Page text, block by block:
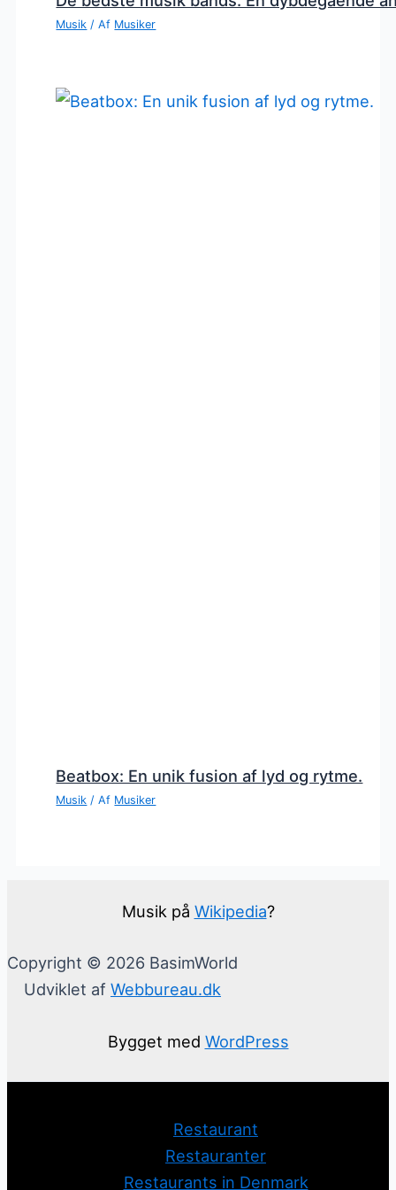
Musik / Af Musiker
Beatbox: En unik fusion af lyd og rytme.
Musik / Af Musiker
Musik på Wikipedia?
Copyright © 2026 BasimWorld
Udviklet af Webbureau.dk
Bygget med WordPress
Restaurant
Restauranter
Restaurants in Denmark